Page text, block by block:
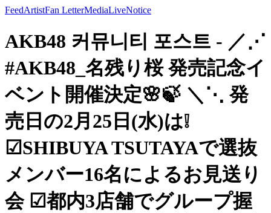
FeedArtistFan LetterMediaLiveNotice
AKB48 커뮤니티 포스트 - ／⋰
#AKB48_名残り桜 発売記念イ
ベント開催決定🌸🍃 ＼⋱ 発
売日の2月25日(水)は❕
☑︎SHIBUYA TSUTAYAで選抜
メンバー16名によるお見送り
会 ☑︎都内3店舗でグループ握